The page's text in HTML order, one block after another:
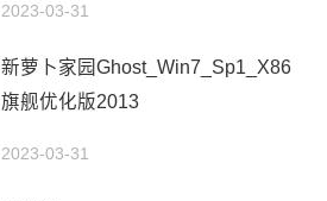
2023-03-31
新萝卜家园Ghost_Win7_Sp1_X86
旗舰优化版2013
2023-03-31